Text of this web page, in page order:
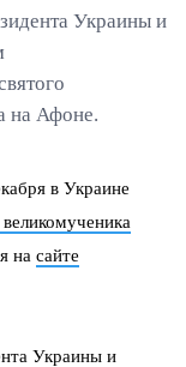
Украины и
на Афоне.
в Украине
великомученика
на сайте
Украины и